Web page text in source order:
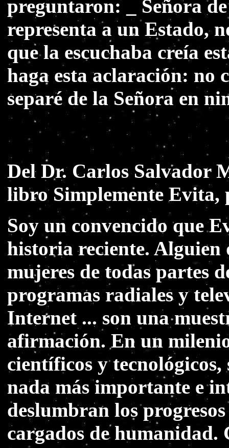
preguntaron: _ Señora
representa a un Estado,
que la escuchaba creía
haga esta aclaración: no
separé de la Señora en
Del Dr. Carlos Salvador
libro Simplemente
Soy un convencido que
historia reciente. Alguien
mujeres de todas partes
programas radiales y
Internet ... son una
afirmación. En un
científicos y
nada más importante e
deslumbran los
cargados de humanidad.